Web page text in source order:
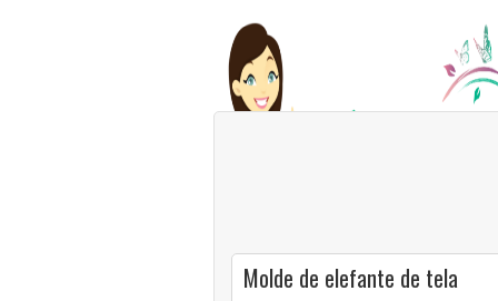
Molde de elefante de tela